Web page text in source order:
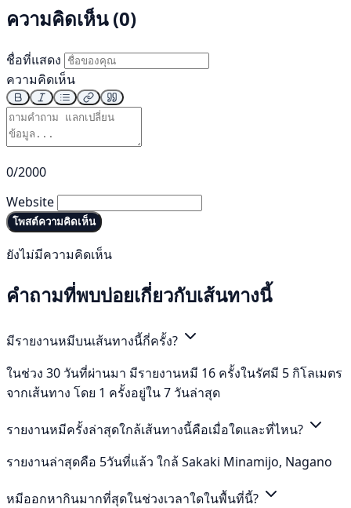
ความคิดเห็น (0)
ชื่อที่แสดง
ความคิดเห็น
0/2000
Website
โพสต์ความคิดเห็น
ยังไม่มีความคิดเห็น
คำถามที่พบบ่อยเกี่ยวกับเส้นทางนี้
มีรายงานหมีบนเส้นทางนี้กี่ครั้ง?
ในช่วง 30 วันที่ผ่านมา มีรายงานหมี 16 ครั้งในรัศมี 5 กิโลเมตร
จากเส้นทาง โดย 1 ครั้งอยู่ใน 7 วันล่าสุด
รายงานหมีครั้งล่าสุดใกล้เส้นทางนี้คือเมื่อใดและที่ไหน?
รายงานล่าสุดคือ 5วันที่แล้ว ใกล้ Sakaki Minamijo, Nagano
หมีออกหากินมากที่สุดในช่วงเวลาใดในพื้นที่นี้?